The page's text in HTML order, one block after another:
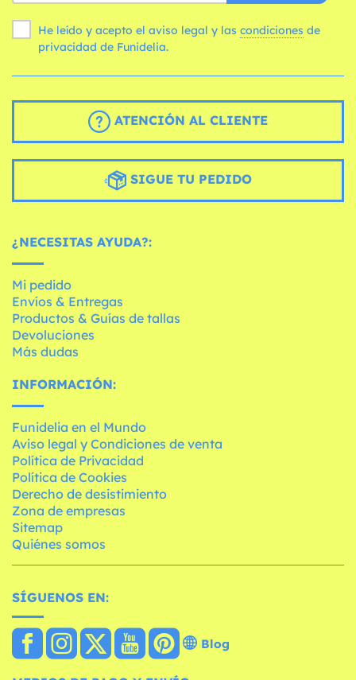
He leído y acepto el aviso legal y las condiciones
privacidad de Funidelia.
ATENCIÓN AL CLIENTE
SIGUE TU PEDIDO
¿NECESITAS AYUDA?:
Mi pedido
Envíos & Entregas
Productos & Guías de tallas
Devoluciones
Más dudas
INFORMACIÓN:
Funidelia en el Mundo
Aviso legal y Condiciones de venta
Política de Privacidad
Política de Cookies
Derecho de desistimiento
Zona de empresas
Sitemap
Quiénes somos
SÍGUENOS EN:
Blog